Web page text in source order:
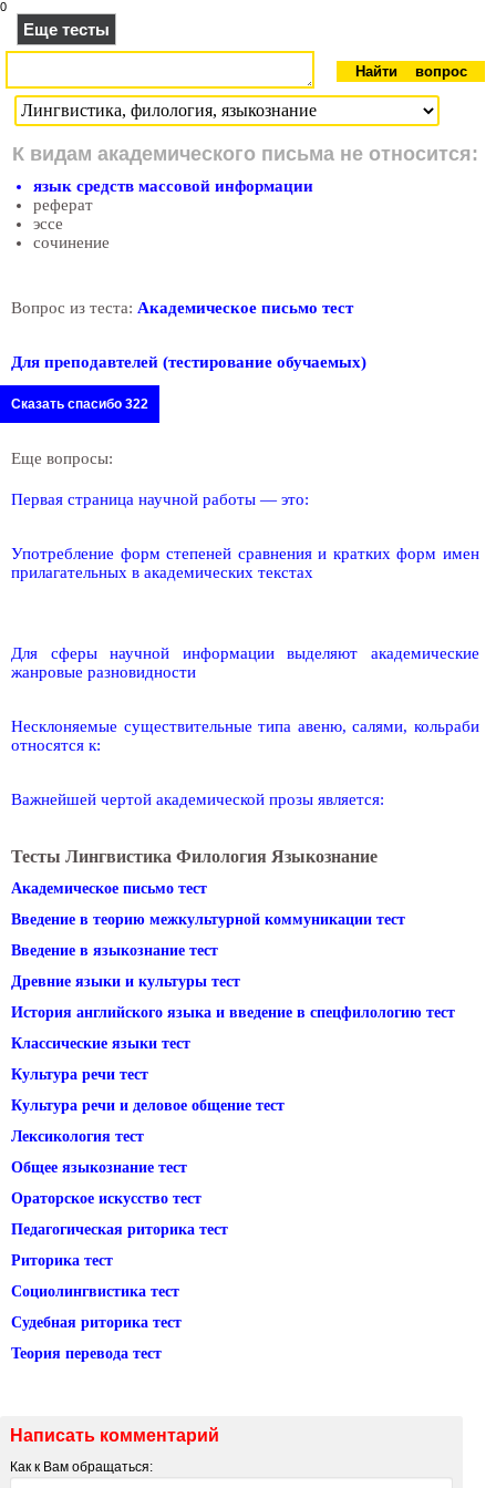
0
Еще тесты
К видам академического письма не относится:
язык средств массовой информации
реферат
эссе
сочинение
Вопрос из теста: Академическое письмо тест
Для преподавтелей (тестирование обучаемых)
Сказать спасибо 322
Еще вопросы:
Первая страница научной работы — это:
Употребление форм степеней сравнения и кратких форм имен
прилагательных в академических текстах
Для сферы научной информации выделяют академические
жанровые разновидности
Несклоняемые существительные типа авеню, салями, кольраби
относятся к:
Важнейшей чертой академической прозы является:
Тесты Лингвистика Филология Языкознание
Академическое письмо тест
Введение в теорию межкультурной коммуникации тест
Введение в языкознание тест
Древние языки и культуры тест
История английского языка и введение в спецфилологию тест
Классические языки тест
Культура речи тест
Культура речи и деловое общение тест
Лексикология тест
Общее языкознание тест
Ораторское искусство тест
Педагогическая риторика тест
Риторика тест
Социолингвистика тест
Судебная риторика тест
Теория перевода тест
Написать комментарий
Как к Вам обращаться: